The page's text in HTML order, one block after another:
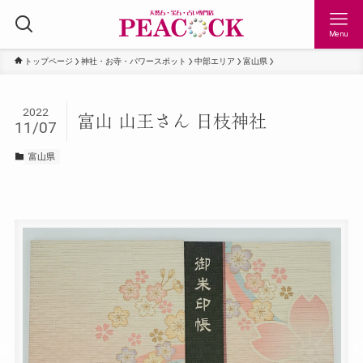
Menu
トップページ 神社・お寺・パワースポット 中部エリア 富山県
富山 山王さん 日枝神社
2022
11/07
富山県